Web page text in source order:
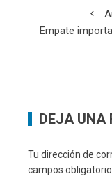
Empate
DEJA UNA
Tu dirección de
campos